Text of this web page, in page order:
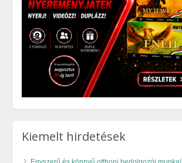
Kiemelt hirdetések